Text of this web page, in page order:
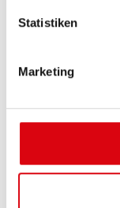
Statistiken
Marketing
Die besten
Vorgaben
Diese